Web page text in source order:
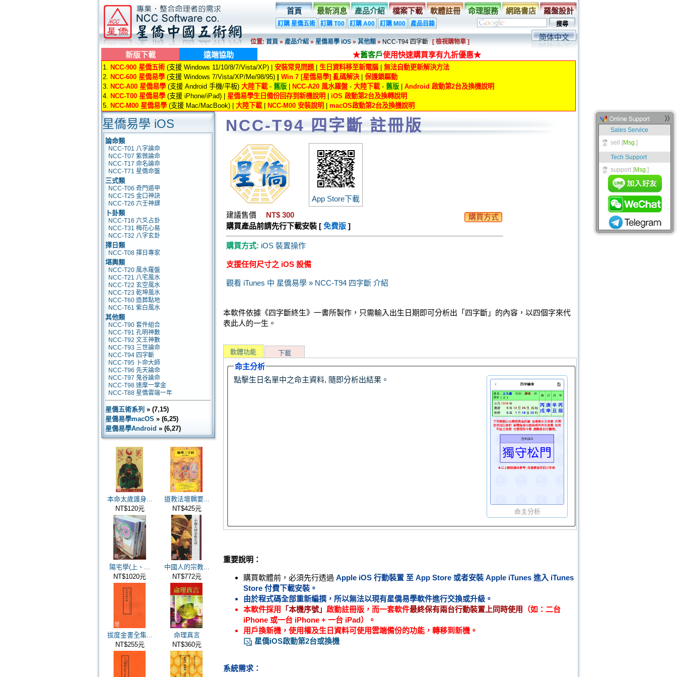
首頁 最新消息 產品介紹 檔案下載 軟體註冊 命理服務 網路書店 羅盤設計
訂購 星僑五術 訂購 T00 訂購 A00 訂購 M00 產品目錄
位置:首頁»產品介紹»星僑易學 iOS»其他類»NCC-T94 四字斷 [ 檢視購物車 ]
简体中文
新版下載 遠端協助 ★舊客戶使用快速購買享有九折優惠★
1. NCC-900 星僑五術(支援 Windows 11/10/8/7/Vista/XP) | 安裝常見問題| 生日資料移至新電腦| 無法自動更新解決方法
2. NCC-600 星僑易學(支援 Windows 7/Vista/XP/Me/98/95) Win 7 [星僑易學] 亂碼解決| 保護鎖驅動
3. NCC-A00 星僑易學(支援 Android 手機/平板) 大陸下載- 舊版 NCC-A20 風水羅盤- 大陸下載- 舊版
Android 啟動第2台及換機說明
4. NCC-T00 星僑易學(支援 iPhone/iPad) | 星僑易學生日備份回存到新機說明
iOS 啟動第2台及換轉說明
5. NCC-M00 星僑易學(支援 Mac/MacBook) | 大陸下載| NCC-M00 安裝說明 macOS啟動第2台及換機說明
星僑易學 iOS
論命類
NCC-T01 八字論命
NCC-T07 紫微論命
NCC-T17 命名論命
NCC-T71 星僑命盤
三式類
NCC-T06 奇門遁甲
NCC-T25 金口神訣
NCC-T26 六壬神課
卜卦類
NCC-T16 六爻占卦
NCC-T31 梅花心易
NCC-T32 八字玄卦
擇日類
NCC-T08 擇日專家
堪輿類
NCC-T20 風水羅盤
NCC-T21 八宅風水
NCC-T22 玄空風水
NCC-T23 乾坤風水
NCC-T60 造葬點地
NCC-T61 紫白風水
其他類
NCC-T90 套件組合
NCC-T91 孔明神數
NCC-T92 文王神數
NCC-T93 三世論命
NCC-T94 四字斷
NCC-T95 卜命大師
NCC-T96 先天論命
NCC-T97 鬼谷論命
NCC-T98 達摩一掌金
NCC-T88 星僑雲端一年
星僑五術系列 » (7,15)
星僑易學macOS » (6,25)
星僑易學Android » (6,27)
本命太歲護身...
NT$120元
道教法壇輯要...
NT$425元
陽宅學(上、...
NT$1020元
中國人的宗教...
NT$772元
拔度金書全集...
NT$255元
命理真言
NT$360元
NCC-T94 四字斷 註冊版
App Store下載
建議售價
NT$ 300
購買方式
購買產品前請先行下載安裝 [ 免費版 ]
購買方式: iOS 裝置操作
支援任何尺寸之 iOS 設備
觀看 iTunes 中 星僑易學 » NCC-T94 四字斷 介紹
本軟件依據《四字斷終生》一書所製作，只需輸入出生日期即可分析出「四字斷」的內容，以四個字來代
表此人的一生。
軟體功能 下載
命主分析
命主分析
點擊生日名單中之命主資料, 隨即分析出結果。
重要說明：
購買軟體前，必須先行透過 Apple iOS 行動裝置 至 App Store 或者安裝 Apple iTunes 進入 iTunes
Store 付費下載安裝。
由於程式碼全部重新編撰，所以無法以現有星僑易學軟件進行交換或升級。
本軟件採用
「本機序號」 啟動註冊版，而一套軟件最終保有兩台行動裝置上同時使用
（如：二台
iPhone 或一台 iPhone + 一台 iPad）。
用戶換新機，使用權及生日資料可使用雲端備份的功能，轉移到新機。
星僑iOS啟動第2台或換機
系統需求：